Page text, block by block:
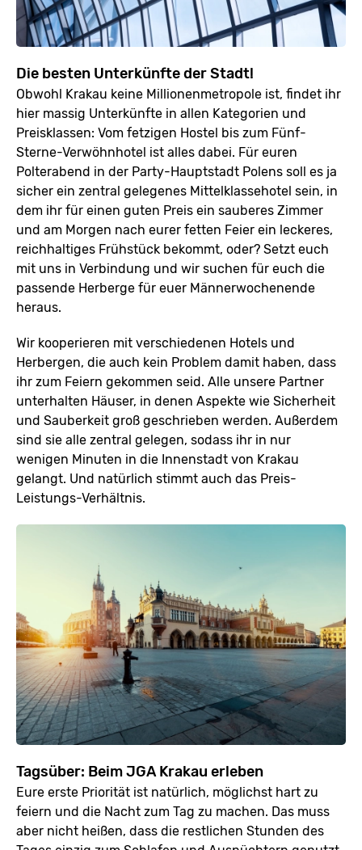
Die besten Unterkünfte der Stadt!
Obwohl Krakau keine Millionenmetropole ist, findet ihr
hier massig Unterkünfte in allen Kategorien und
Preisklassen: Vom fetzigen Hostel bis zum Fünf-
Sterne-Verwöhnhotel ist alles dabei. Für euren
Polterabend in der Party-Hauptstadt Polens soll es ja
sicher ein zentral gelegenes Mittelklassehotel sein, in
dem ihr für einen guten Preis ein sauberes Zimmer
und am Morgen nach eurer fetten Feier ein leckeres,
reichhaltiges Frühstück bekommt, oder? Setzt euch
mit uns in Verbindung und wir suchen für euch die
passende Herberge für euer Männerwochenende
heraus.
Wir kooperieren mit verschiedenen Hotels und
Herbergen, die auch kein Problem damit haben, dass
ihr zum Feiern gekommen seid. Alle unsere Partner
unterhalten Häuser, in denen Aspekte wie Sicherheit
und Sauberkeit groß geschrieben werden. Außerdem
sind sie alle zentral gelegen, sodass ihr in nur
wenigen Minuten in die Innenstadt von Krakau
gelangt. Und natürlich stimmt auch das Preis-
Leistungs-Verhältnis.
Tagsüber: Beim JGA Krakau erleben
Eure erste Priorität ist natürlich, möglichst hart zu
feiern und die Nacht zum Tag zu machen. Das muss
aber nicht heißen, dass die restlichen Stunden des